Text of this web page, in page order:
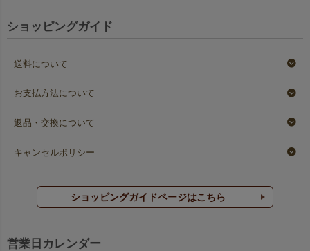
ショッピングガイド
送料について
お支払方法について
返品・交換について
キャンセルポリシー
ショッピングガイドページはこちら
営業日カレンダー